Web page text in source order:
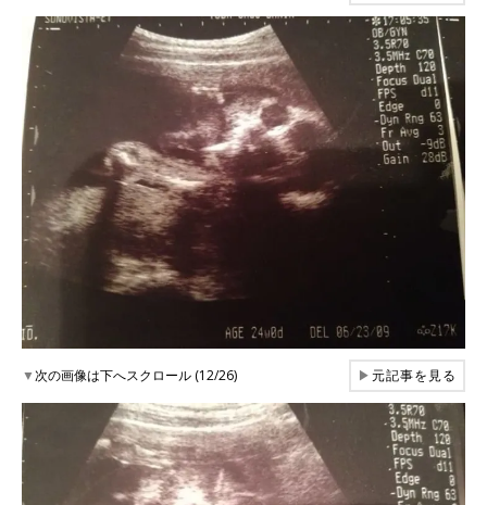
▼次の画像は下へスクロール (12/26) ▶元記事を見る